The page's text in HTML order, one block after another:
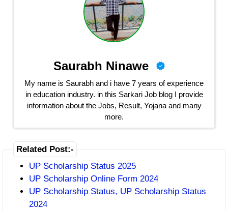
Saurabh Ninawe
My name is Saurabh and i have 7 years of experience
in education industry. in this Sarkari Job blog I provide
information about the Jobs, Result, Yojana and many
more.
Related Post:-
UP Scholarship Status 2025
UP Scholarship Online Form 2024
UP Scholarship Status, UP Scholarship Status
2024